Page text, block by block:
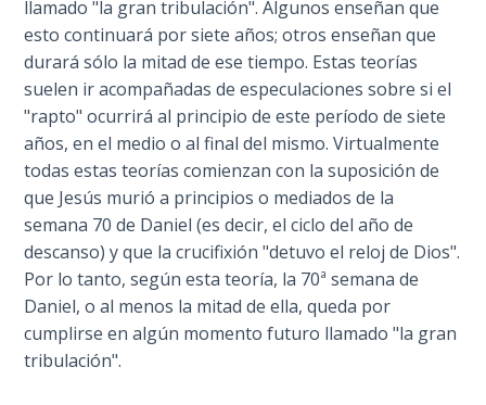
la
importancia
de
octubre
de
1986
como
el
120
Jubileo
de
Adán
y
la
Laws on
Righteous
Judgment
The
Laws of
the
Second
Coming
Free Will
Versus
Ownership
The
llamado "la gran tribulación". Algunos enseñan que
esto continuará por siete años; otros enseñan que
durará sólo la mitad de ese tiempo. Estas teorías
suelen ir acompañadas de especulaciones sobre si el
"rapto" ocurrirá al principio de este período de siete
años, en el medio o al final del mismo. Virtualmente
todas estas teorías comienzan con la suposición de
que Jesús murió a principios o mediados de la
semana 70 de Daniel (es decir, el ciclo del año de
descanso) y que la crucifixión "detuvo el reloj de Dios".
Por lo tanto, según esta teoría, la 70ª semana de
Daniel, o al menos la mitad de ella, queda por
cumplirse en algún momento futuro llamado "la gran
tribulación".